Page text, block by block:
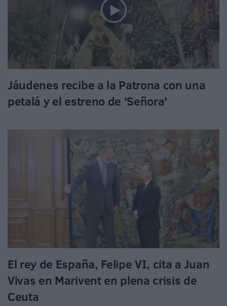
Jáudenes recibe a la Patrona con una
petalá y el estreno de 'Señora'
El rey de España, Felipe VI, cita a Juan
Vivas en Marivent en plena crisis de
Ceuta